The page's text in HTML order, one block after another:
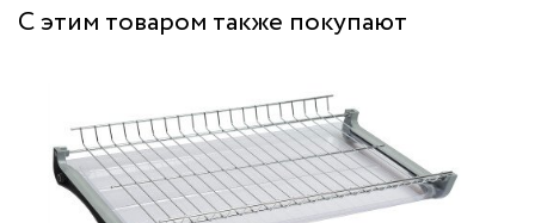
С этим товаром также покупают